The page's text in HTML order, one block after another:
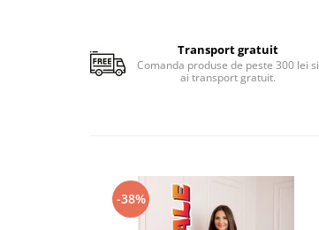
Transport gratuit
Comanda produse de peste 300 lei si
ai transport gratuit.
-38%